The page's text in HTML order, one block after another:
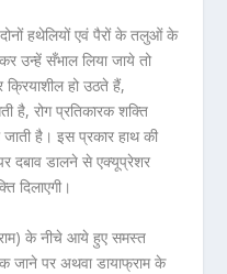
हथेलियों एवं पैरों के तलुओं के
उन्हें सँभाल लिया जाये तो
क्रियाशील हो उठते हैं,
है, रोग प्रतिकारक शक्ति
जाती है। इस प्रकार हाथ की
दबाव डालने से एक्यूप्रेशर
दिलाएगी।
के नीचे आये हुए समस्त
जाने पर अथवा डायाफ्राम के